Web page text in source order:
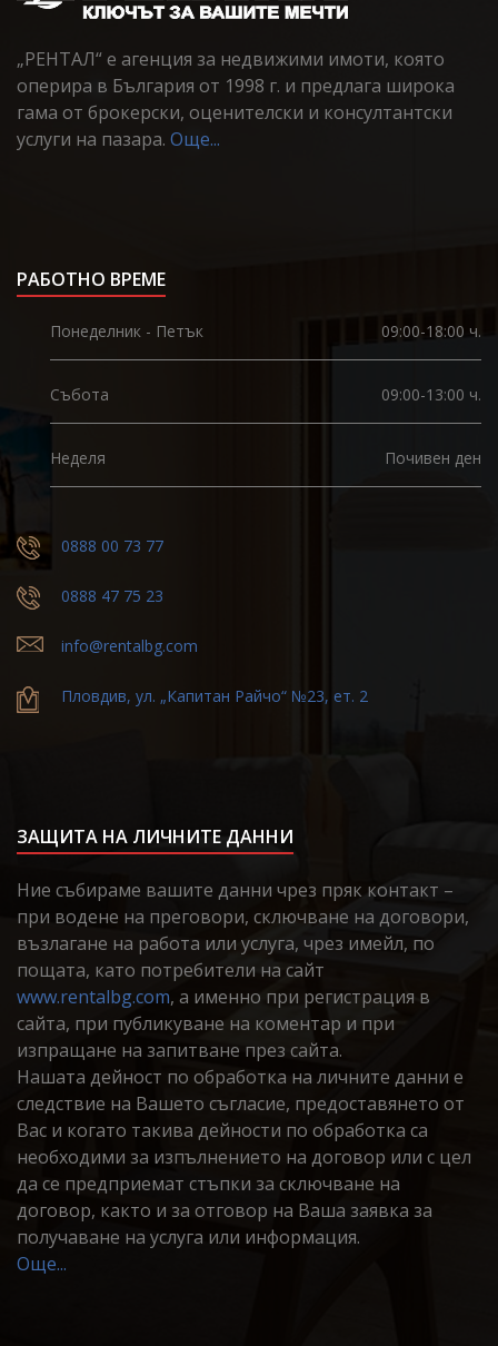
„РЕНТАЛ“ е агенция за недвижими имоти, която
оперира в България от 1998 г. и предлага широка
гама от брокерски, оценителски и консултантски
услуги на пазара. Още...
РАБОТНО ВРЕМЕ
Понеделник - Петък 09:00-18:00 ч.
Събота 09:00-13:00 ч.
Неделя Почивен ден
0888 00 73 77
0888 47 75 23
info@rentalbg.com
Пловдив, ул. „Капитан Райчо“ №23, ет. 2
ЗАЩИТА НА ЛИЧНИТЕ ДАННИ
Ние събираме вашите данни чрез пряк контакт –
при водене на преговори, сключване на договори,
възлагане на работа или услуга, чрез имейл, по
пощата, като потребители на сайт
www.rentalbg.com, а именно при регистрация в
сайта, при публикуване на коментар и при
изпращане на запитване през сайта.
Нашата дейност по обработка на личните данни е
следствие на Вашето съгласие, предоставянето от
Вас и когато такива дейности по обработка са
необходими за изпълнението на договор или с цел
да се предприемат стъпки за сключване на
договор, както и за отговор на Ваша заявка за
получаване на услуга или информация.
Още...